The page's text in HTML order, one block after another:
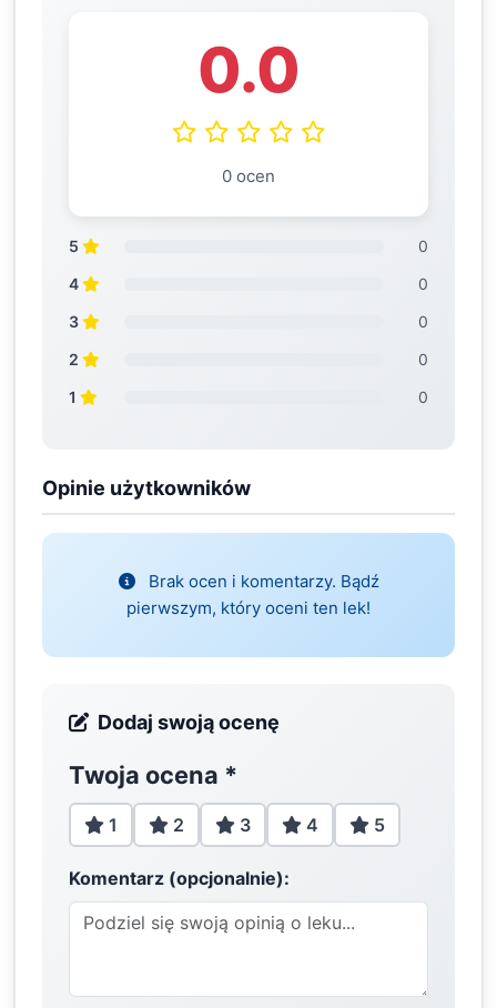
0.0
0 ocen
5
0
4
0
3
0
2
0
1
0
Opinie użytkowników
Brak ocen i komentarzy. Bądź
pierwszym, który oceni ten lek!
Dodaj swoją ocenę
Twoja ocena *
1 2 3 4 5
Komentarz (opcjonalnie):